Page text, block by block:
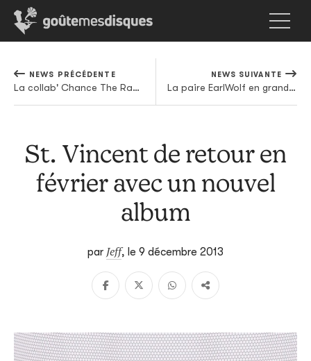
NEWS PRÉCÉDENTE
La collab' Chance The Rapper / Justin Bieber: l'inattendue bonne surprise
NEWS SUIVANTE
La paire EarlWolf en grande forme sur scène
St. Vincent de retour en
février avec un nouvel
album
par Jeff, le 9 décembre 2013